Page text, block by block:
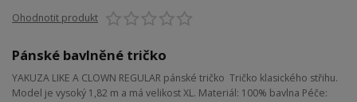
Ohodnotit produkt
Pánské bavlněné tričko
YAKUZA LIKE A CLOWN REGULAR pánské tričko Tričko klasického střihu.
Model je vysoký 1,82 m a má velikost XL. Materiál: 100% bavlna Péče: